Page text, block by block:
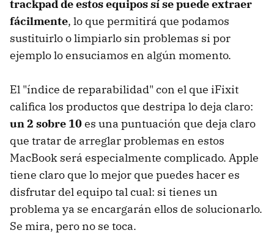
trackpad de estos equipos sí se puede extraer
fácilmente, lo que permitirá que podamos
sustituirlo o limpiarlo sin problemas si por
ejemplo lo ensuciamos en algún momento.
El "índice de reparabilidad" con el que iFixit
califica los productos que destripa lo deja claro:
un 2 sobre 10es una puntuación que deja claro
que tratar de arreglar problemas en estos
MacBook será especialmente complicado. Apple
tiene claro que lo mejor que puedes hacer es
disfrutar del equipo tal cual: si tienes un
problema ya se encargarán ellos de solucionarlo.
Se mira, pero no se toca.